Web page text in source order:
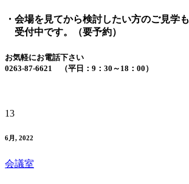
・会場を見てから検討したい方のご見学も
受付中です。（要予約）
お気軽にお電話下さい
0263-87-6621 （平日：9：30～18：00）
13
6月, 2022
会議室